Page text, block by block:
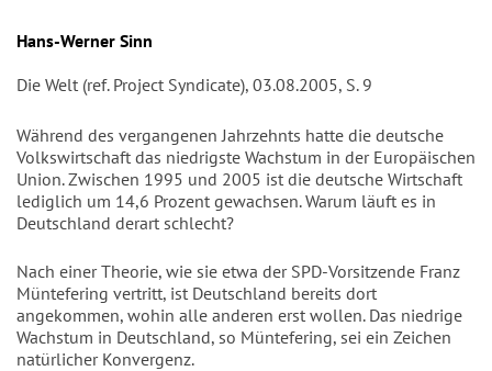
Autor/en
Hans-Werner Sinn
Die Welt (ref. Project Syndicate), 03.08.2005, S. 9
Während des vergangenen Jahrzehnts hatte die deutsche
Volkswirtschaft das niedrigste Wachstum in der Europäischen
Union. Zwischen 1995 und 2005 ist die deutsche Wirtschaft
lediglich um 14,6 Prozent gewachsen. Warum läuft es in
Deutschland derart schlecht?
Nach einer Theorie, wie sie etwa der SPD-Vorsitzende Franz
Müntefering vertritt, ist Deutschland bereits dort
angekommen, wohin alle anderen erst wollen. Das niedrige
Wachstum in Deutschland, so Müntefering, sei ein Zeichen
natürlicher Konvergenz.